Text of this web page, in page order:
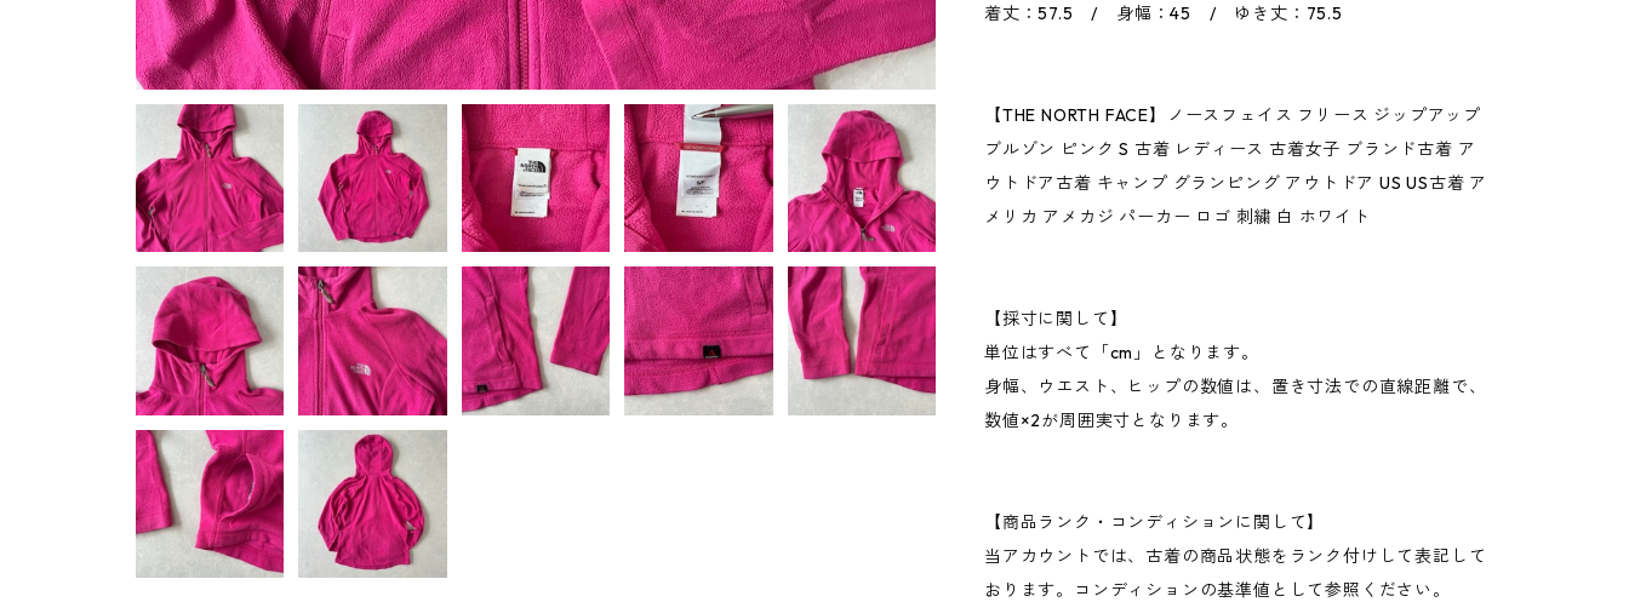
着丈：57.5 / 身幅：45 / ゆき丈：75.5
【THE NORTH FACE】ノースフェイス フリース ジップアップ
ブルゾン ピンク S 古着 レディース 古着女子 ブランド古着 ア
ウトドア古着 キャンプ グランピング アウトドア US US古着 ア
メリカ アメカジ パーカー ロゴ 刺繍 白 ホワイト
【採寸に関して】
単位はすべて「cm」となります。
身幅、ウエスト、ヒップの数値は、置き寸法での直線距離で、
数値×2が周囲実寸となります。
【商品ランク・コンディションに関して】
当アカウントでは、古着の商品状態をランク付けして表記して
おります。コンディションの基準値として参照ください。